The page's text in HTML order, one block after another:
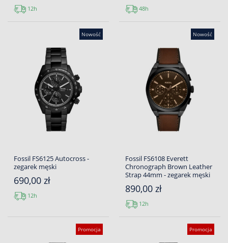
12h 48h
Nowość
Fossil FS6125 Autocross -
zegarek męski
690,00 zł
12h
Nowość
Fossil FS6108 Everett
Chronograph Brown Leather
Strap 44mm - zegarek męski
890,00 zł
12h
Promocja Promocja